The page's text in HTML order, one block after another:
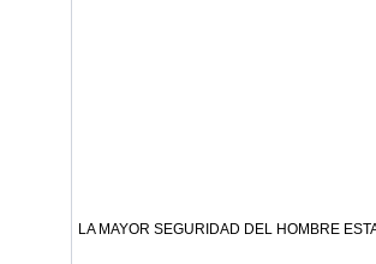
LA MAYOR SEGURIDAD DEL HOMBRE